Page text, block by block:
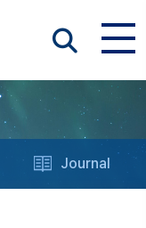
Journal